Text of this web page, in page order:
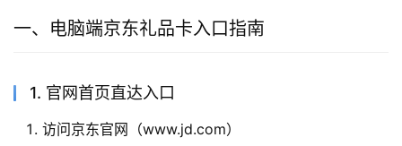
一、电脑端京东礼品卡入口指南
1. 官网首页直达入口
访问京东官网（www.jd.com）